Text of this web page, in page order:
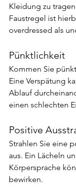
Kleidung zu
Faustregel ist
overdressed als
Pünktlichkeit
Kommen Sie
Eine Verspätung
Ablauf
einen schlechten
Positive
Strahlen Sie eine
aus. Ein Lächeln
Körpersprache
bewirken.